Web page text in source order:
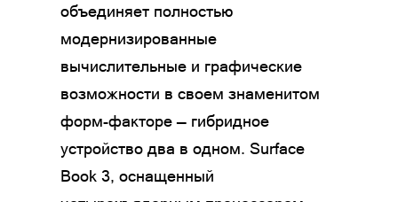
объединяет полностью
модернизированные
вычислительные и графические
возможности в своем знаменитом
форм-факторе — гибридное
устройство два в одном. Surface
Book 3, оснащенный